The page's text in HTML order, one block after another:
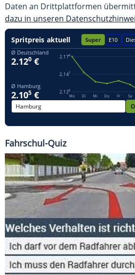
Daten an Drittplattformen
dazu in unseren
Fahrschul-Quiz